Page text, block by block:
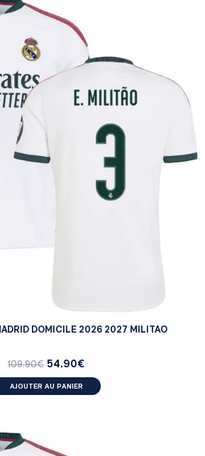
DOMICILE 2026 2027 MILITAO
109.90€ 54.90€
AJOUTER AU PANIER